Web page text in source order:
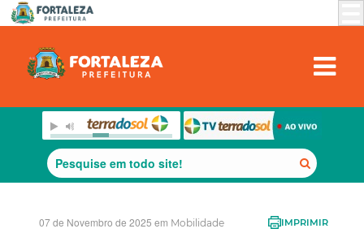
07 de Novembro de 2025 em Mobilidade IMPRIMIR